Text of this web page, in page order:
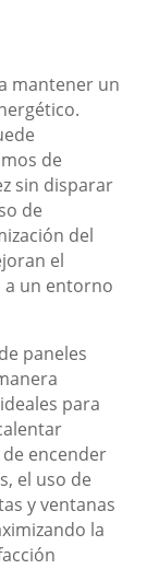
mantener un
de
sin disparar
de
del
el
un entorno
paneles
para
encender
el uso de
y ventanas
la